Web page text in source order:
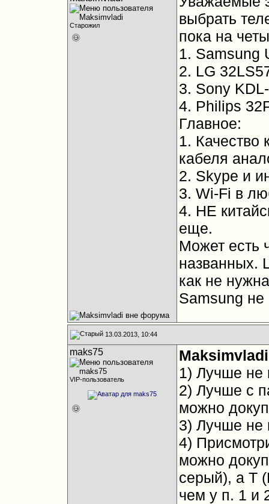
Старожил
выбрать
пока на
1. Samsung
2. LG
3. Sony
4. Philips
Главное:
1. Качество
кабеля
2. Skype и
3. Wi-Fi в
4. НЕ
еще.
Может есть
названных.
как не
Samsung не
13.03.2013, 10:44
maks75
VIP-пользователь
Maksimvladi
1) Лучше не
2) Лучше с
можно
3) Лучше не
4)
можно
серый), а T
чем у п. 1 и